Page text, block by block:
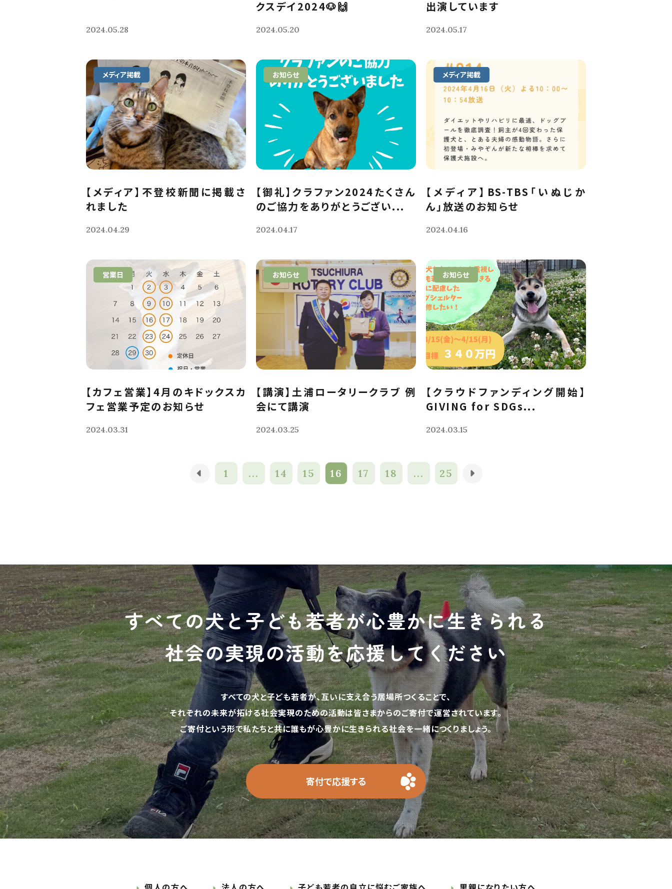
2024.05.28
クスデイ2024🐶🙌
2024.05.20
出演しています
2024.05.17
メディア掲載
【メディア】不登校新聞に掲載さ
れました
2024.04.29
お知らせ
【御礼】クラファン2024たくさん
のご協力をありがとうござい...
2024.04.17
メディア掲載
【メディア】BS-TBS「いぬじか
ん」放送のお知らせ
2024.04.16
営業日
【カフェ営業】4月のキドックスカ
フェ営業予定のお知らせ
2024.03.31
お知らせ
【講演】土浦ロータリークラブ 例
会にて講演
2024.03.25
お知らせ
【クラウドファンディング開始】
GIVING for SDGs...
2024.03.15
1 ... 14 15 16 17 18 ... 25
すべての犬と子ども若者が心豊かに生きられる
社会の実現の活動を応援してください
すべての犬と子ども若者が、互いに支え合う居場所つくることで、
それぞれの未来が拓ける社会実現のための活動は皆さまからのご寄付で運営されています。
ご寄付という形で私たちと共に誰もが心豊かに生きられる社会を一緒につくりましょう。
寄付で応援する